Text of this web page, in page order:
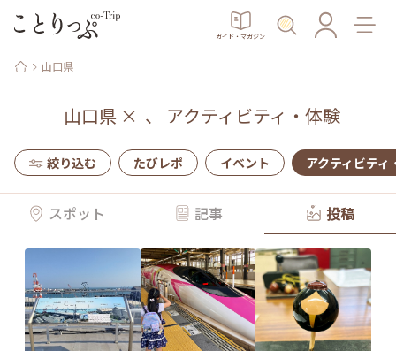
ガイド・マガジン
山口県
山口県× 、 アクティビティ・体験
絞り込む たびレポ イベント アクティビティ
スポット 記事 投稿